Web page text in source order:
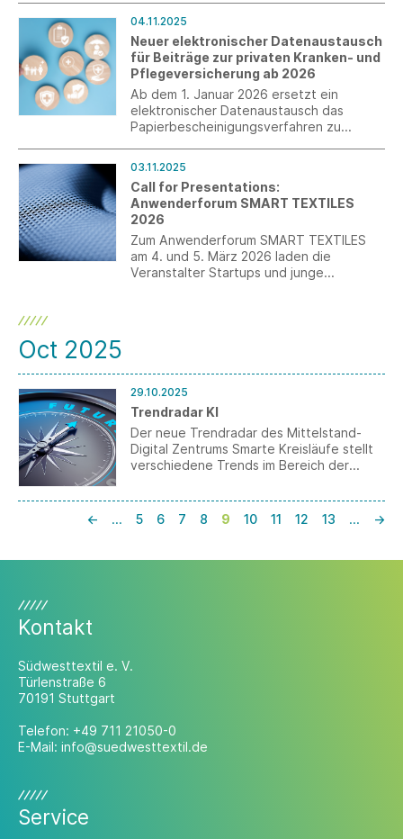
04.11.2025
Neuer elektronischer Datenaustausch
für Beiträge zur privaten Kranken- und
Pflegeversicherung ab 2026
Ab dem 1. Januar 2026 ersetzt ein
elektronischer Datenaustausch das
Papierbescheinigungsverfahren zu
03.11.2025
Call for Presentations:
Anwenderforum SMART TEXTILES
2026
Zum Anwenderforum SMART TEXTILES
am 4. und 5. März 2026 laden die
Veranstalter Startups und junge
Oct 2025
29.10.2025
Trendradar KI
Der neue Trendradar des Mittelstand-
Digital Zentrums Smarte Kreisläufe stellt
verschiedene Trends im Bereich der
Avataren oder Bots über Explainable AI
(XAI) bis Generatives Design.
← … 5 6 7 8 9 10 11 12 13 … →
Kontakt
Südwesttextil e. V.
Türlenstraße 6
70191 Stuttgart
Telefon: +49 711 21050-0
E-Mail: info@suedwesttextil.de
Service